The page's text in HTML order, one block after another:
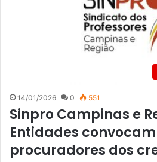
14/01/2026 0 551
Sinpro Campinas e
Entidades
procuradores dos